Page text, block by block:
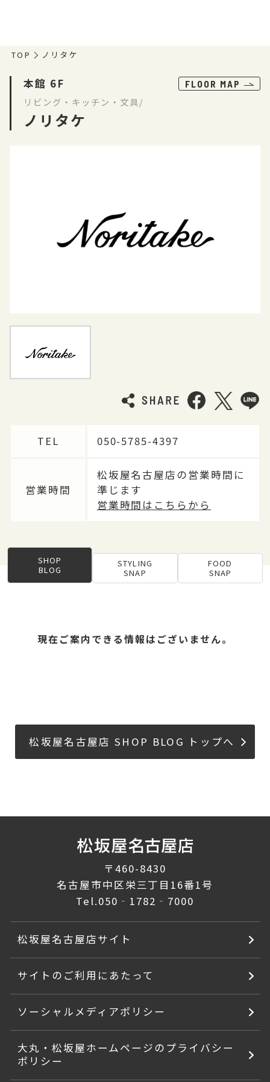
TOP ノリタケ
本館 6F FLOOR MAP
リビング・キッチン・文具/
ノリタケ
TEL 050-5785-4397
営業時間
松坂屋名古屋店の営業時間に
準じます
営業時間はこちらから
SHOP
BLOG
STYLING
SNAP
FOOD
SNAP
現在ご案内できる情報はございません。
松坂屋名古屋店 SHOP BLOG トップへ
〒460-8430
名古屋市中区栄三丁目16番1号
Tel.050‐1782‐7000
松坂屋名古屋店サイト
サイトのご利用にあたって
ソーシャルメディアポリシー
大丸・松坂屋ホームページのプライバシー
ポリシー